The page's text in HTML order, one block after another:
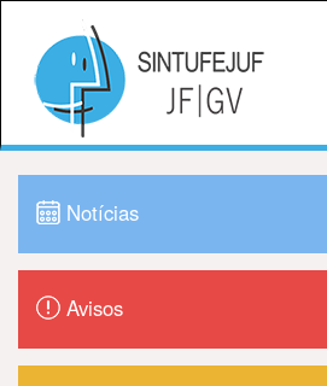
Notícias
Avisos